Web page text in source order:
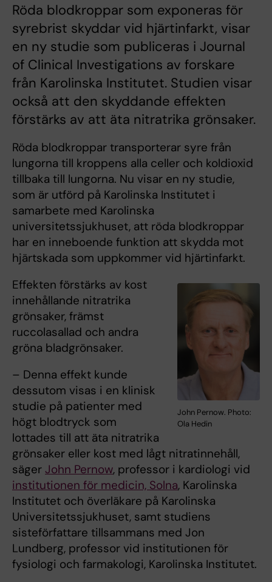
Röda blodkroppar som exponeras för
syrebrist skyddar vid hjärtinfarkt, visar
en ny studie som publiceras i Journal
of Clinical Investigations av forskare
från Karolinska Institutet. Studien visar
också att den skyddande effekten
förstärks av att äta nitratrika grönsaker.
Röda blodkroppar transporterar syre från
lungorna till kroppens alla celler och koldioxid
tillbaka till lungorna. Nu visar en ny studie,
som är utförd på Karolinska Institutet i
samarbete med Karolinska
universitetssjukhuset, att röda blodkroppar
har en inneboende funktion att skydda mot
hjärtskada som uppkommer vid hjärtinfarkt.
John Pernow. Photo:
Ola Hedin
Effekten förstärks av kost
innehållande nitratrika
grönsaker, främst
ruccolasallad och andra
gröna bladgrönsaker.
– Denna effekt kunde
dessutom visas i en klinisk
studie på patienter med
högt blodtryck som
lottades till att äta nitratrika
grönsaker eller kost med lågt nitratinnehåll,
säger John Pernow, professor i kardiologi vid
institutionen för medicin, Solna, Karolinska
Institutet och överläkare på Karolinska
Universitetssjukhuset, samt studiens
sisteförfattare tillsammans med Jon
Lundberg, professor vid institutionen för
fysiologi och farmakologi, Karolinska Institutet.